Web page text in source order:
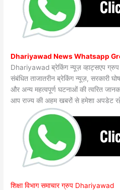
Dhariyawad News Whatsapp
Dhariyawad ब्रेकिंग न्यूज़ व्हाट्सएप
संबंधित ताजातरीन ब्रेकिंग न्यूज़, सरकारी
और अन्य महत्वपूर्ण घटनाओं की त्वरित
आप राज्य की अहम खबरों से हमेशा अपडेट
शिक्षा विभाग समाचार ग्रुप Dhariyawad